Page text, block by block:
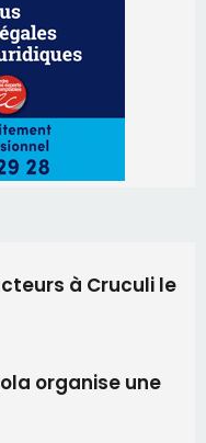
à Cruculi le
organise une